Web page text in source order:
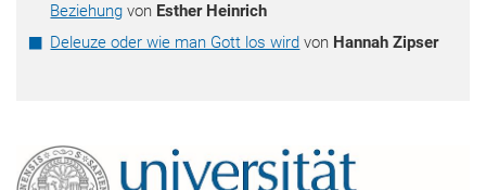
Beziehung von Esther Heinrich
Deleuze oder wie man Gott los wird von Hannah Zipser